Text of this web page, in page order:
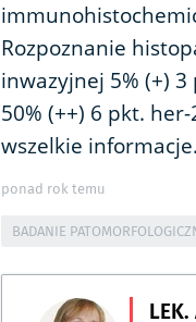
Rozpoznanie
inwazyjnej 5% (+)
50% (++) 6 pkt.
wszelkie informacje.
ponad rok temu
BADANIE